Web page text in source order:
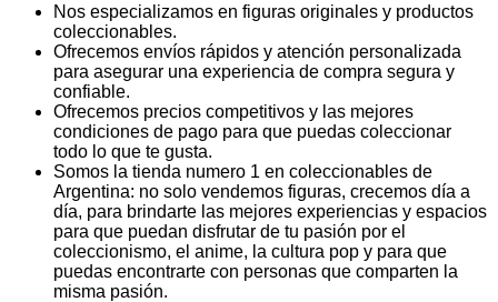
Nos especializamos en figuras originales y productos
coleccionables.
Ofrecemos envíos rápidos y atención personalizada
para asegurar una experiencia de compra segura y
confiable.
Ofrecemos precios competitivos y las mejores
condiciones de pago para que puedas coleccionar
todo lo que te gusta.
Somos la tienda numero 1 en coleccionables de
Argentina: no solo vendemos figuras, crecemos día a
día, para brindarte las mejores experiencias y espacios
para que puedan disfrutar de tu pasión por el
coleccionismo, el anime, la cultura pop y para que
puedas encontrarte con personas que comparten la
misma pasión.